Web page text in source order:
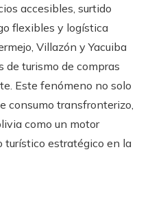
accesibles, surtido
flexibles y logística
Villazón y Yacuiba
de turismo de compras
Este fenómeno no solo
consumo transfronterizo,
como un motor
turístico estratégico en la